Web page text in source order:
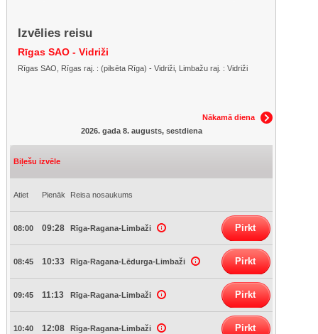
Izvēlies reisu
Rīgas SAO - Vidriži
Rīgas SAO, Rīgas raj. : (pilsēta Rīga) - Vidriži, Limbažu raj. : Vidriži
Nākamā diena
2026. gada 8. augusts, sestdiena
Biļešu izvēle
Atiet Pienāk Reisa nosaukums
08:00 09:28 Rīga-Ragana-Limbaži Pirkt
08:45 10:33 Rīga-Ragana-Lēdurga-Limbaži Pirkt
09:45 11:13 Rīga-Ragana-Limbaži Pirkt
10:40 12:08 Rīga-Ragana-Limbaži Pirkt